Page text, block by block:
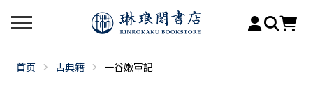
首页 古典籍 一谷嫩軍記